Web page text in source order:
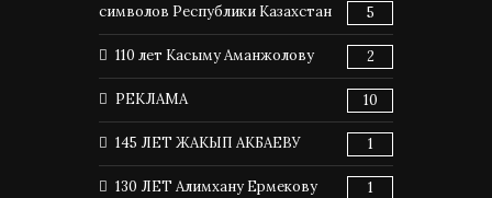
символов Республики Казахстан
5
110 лет Касыму Аманжолову 2
РЕКЛАМА 10
145 ЛЕТ ЖАКЫП АКБАЕВУ 1
130 ЛЕТ Алимхану Ермекову 1